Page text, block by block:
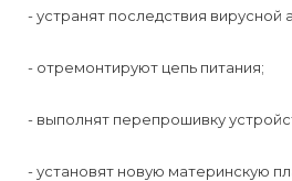
- устранят последствия вирусной
- отремонтируют цепь питания;
- выполнят перепрошивку
- установят новую материнскую